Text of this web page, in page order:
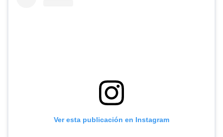
Ver esta publicación en Instagram